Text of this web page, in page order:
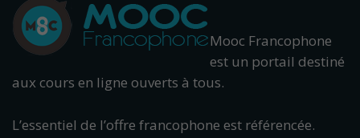
Mooc Francophone
est un portail destiné
aux cours en ligne ouverts à tous.
L’essentiel de l’offre francophone est référencée.